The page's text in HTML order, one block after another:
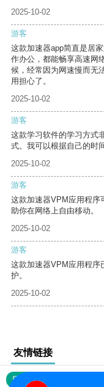
2025-10-02
游客
这款加速器app简直是居
作办公，都能畅享高速网
候，经常因为网速慢而无
用担心了。
2025-10-02
游客
这款学习软件的学习方式
式。我可以根据自己的时
2025-10-02
游客
这款加速器VPM应用程序
助你在网络上自由移动。
2025-10-02
游客
这款加速器VPM应用程序
护。
2025-10-02
友情链接
网站地图